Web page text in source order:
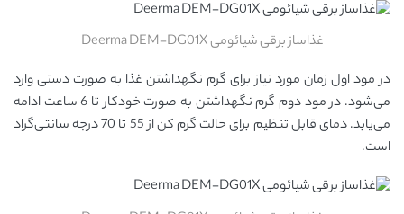
غذاساز برقی شیائومی Deerma DEM-DG01X
در مود اول زمان مورد نیاز برای گرم نگهداشتن غذا به صورت دستی وارد
می‌شود. در مود دوم گرم نگهداشتن به صورت خودکار تا 6 ساعت ادامه
می‌یابد. دمای قابل تنظیم برای حالت گرم کن از 55 تا 70 درجه سانتی‌گراد
است.